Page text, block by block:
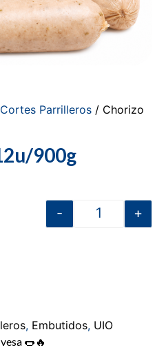
Cortes Parrilleros / Chorizo
900g
- +
, Embutidos, UIO
🌭🔥